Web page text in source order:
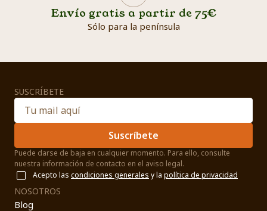
Envío gratis a partir de 75€
Sólo para la península
SUSCRÍBETE
Suscríbete
Puede darse de baja en cualquier momento. Para ello, consulte
nuestra información de contacto en el aviso legal.
Acepto las condiciones generales y la política de privacidad
NOSOTROS
Blog